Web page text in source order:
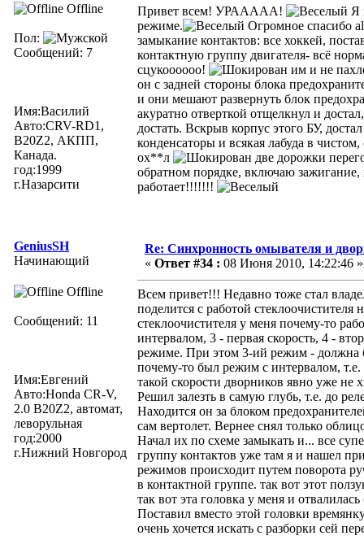
Offline
Пол:
Сообщений: 7
Имя:Василий
Авто:CRV-RD1,
B20Z2, АКПП,
Канада.
год:1999
г.Назарсити
Привет всем! УРААААА!
Я
режиме.
Огромное
замыкание контактов: все хоккей,
контактную группу двигателя- всё
сцукоооооо!
им и не
он с задней стороны блока
и они мешают развернуть блок
акуратно отверткой отщелкнул и
достать. Вскрыв корпус этого БУ,
конденсаторы и всякая лабуда в
ох**л
две дорожки
обратном порядке, включаю
работает!!!!!!!
GeniusSH
Начинающий
Offline
Сообщений: 11
Имя:Евгений
Авто:Honda CR-V,
2.0 B20Z2, автомат,
леворульная
год:2000
г.Нижний Новгород
Re: Синхронность омывателя и
« Ответ #34 : 08 Июня 2010, 14:22:46 »
Всем привет!!! Недавно тоже стал
поделится с работой
стеклоочистителя у меня почему-то
интервалом, 3 - первая скорость, 4 -
режиме. При этом 3-ий режим - должна
почему-то был режим с интервалом,
такой скорости дворников явно уже не
Решил залезть в самую глубь, т.е. до
Находится он за блоком
сам вертолет. Вернее снял только
Начал их по схеме замыкать и... все
группу контактов уже там я и нашел
режимов происходит путем поворота
в контактной группе. так вот этот
так вот эта головка у меня и
Поставил вместо этой головки
очень хочется искать с разборки сей